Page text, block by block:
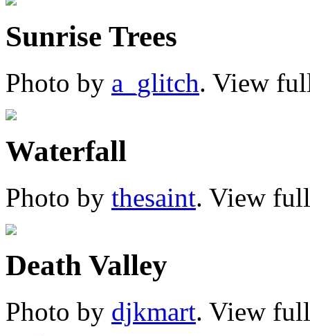
Sunrise Trees
Photo by a_glitch. View
Waterfall
Photo by thesaint. View
Death Valley
Photo by djkmart. View